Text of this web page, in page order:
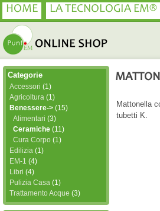
HOME LA TECNOLOGIA EM®
Mattonella
tubetti K.
Categorie
Accessori (1)
Agricoltura (1)
Benessere-> (15)
Alimentari (3)
Ceramiche (11)
Cura Corpo (1)
Edilizia (1)
EM-1 (4)
Libri (4)
Pulizia Casa (1)
Trattamento Acque (3)